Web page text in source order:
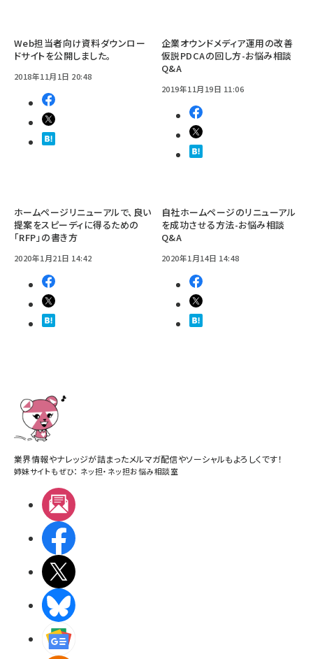
Web担当者向け資料ダウンロー
ドサイトを公開しました。
2018年11月1日 20:48
企業オウンドメディア運用の改善
仮説PDCAの回し方-お悩み相談
Q&A
2019年11月19日 11:06
ホームページリニューアルで、良い
提案をスピーディに得るための
「RFP」の書き方
2020年1月21日 14:42
自社ホームページのリニューアル
を成功させる方法-お悩み相談
Q&A
2020年1月14日 14:48
業界情報やナレッジが詰まったメルマガ配信やソーシャルもよろしくです！
姉妹サイトもぜひ： ネッ担・ ネッ担お悩み相談室